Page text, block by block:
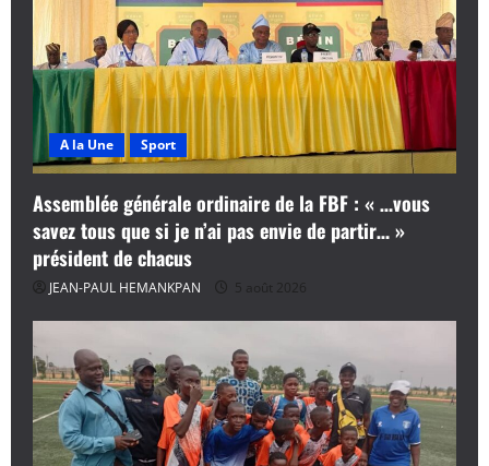
A la Une Sport
Assemblée générale ordinaire de la FBF : « …vous
savez tous que si je n’ai pas envie de partir… »
président de chacus
JEAN-PAUL HEMANKPAN 5 août 2026